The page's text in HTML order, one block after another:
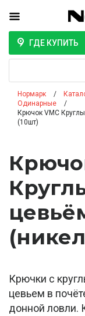
ГДЕ КУПИТЬ
Нормарк
Одинарные
Крючок VMC
(10шт)
Крючки с
цевьем в
донной ловли.